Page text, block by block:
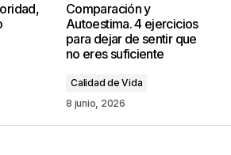
campos obligatorios están
Comparación y
Autoestima. 4 ejercicios
para dejar de sentir que
no eres suficiente
Calidad de Vida
8 junio, 2026